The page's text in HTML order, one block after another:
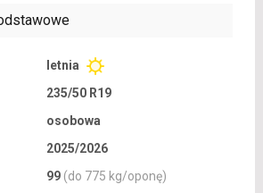
letnia
235/50 R19
osobowa
2025/2026
99 (do 775 kg/oponę)